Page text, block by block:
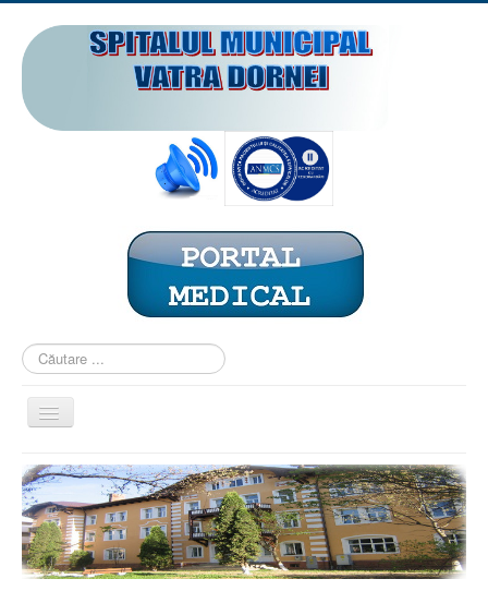
Căutare
...
Comută
navigarea
PREZENTARE
PREZENTARE SPITAL
ISTORIE
ACREDITĂRI/CERTIFICĂRI
CERTIFICAT ACREDITARE SPITAL